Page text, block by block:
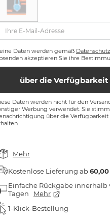
Ihre E-Mail-Adresse
Daten werden gemäß
akzeptieren Sie ihre
über die
Daten werden nicht für den
Werbung verwendet. Sie
über die Verfügbarkeit
Mehr
Kostenlose Lieferung ab
Einfache Rückgabe innerhalb
Tagen
Mehr
1-Klick-Bestellung